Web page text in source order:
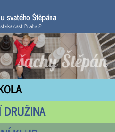
svatého Štěpána
část Praha 2
DRUŽINA